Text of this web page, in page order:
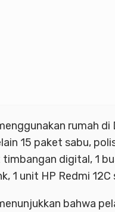
rumah
15 paket sabu,
digital, 1
1 unit HP Redmi
bahwa